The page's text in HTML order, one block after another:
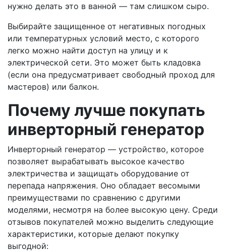
нужно делать это в ванной — там слишком сыро.
Выбирайте защищенное от негативных погодных
или температурных условий место, с которого
легко можно найти доступ на улицу и к
электрической сети. Это может быть кладовка
(если она предусматривает свободный проход для
мастеров) или балкон.
Почему лучше покупать
инверторный генератор
Инверторный генератор — устройство, которое
позволяет вырабатывать высокое качество
электричества и защищать оборудование от
перепада напряжения. Оно обладает весомыми
преимуществами по сравнению с другими
моделями, несмотря на более высокую цену. Среди
отзывов покупателей можно выделить следующие
характеристики, которые делают покупку
выгодной: